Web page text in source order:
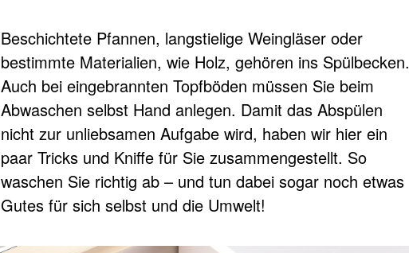
Beschichtete Pfannen, langstielige Weingläser oder
bestimmte Materialien, wie Holz, gehören ins Spülbecken.
Auch bei eingebrannten Topfböden müssen Sie beim
Abwaschen selbst Hand anlegen. Damit das Abspülen
nicht zur unliebsamen Aufgabe wird, haben wir hier ein
paar Tricks und Kniffe für Sie zusammengestellt. So
waschen Sie richtig ab – und tun dabei sogar noch etwas
Gutes für sich selbst und die Umwelt!